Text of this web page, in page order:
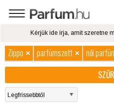
Zippo parfümszett
női